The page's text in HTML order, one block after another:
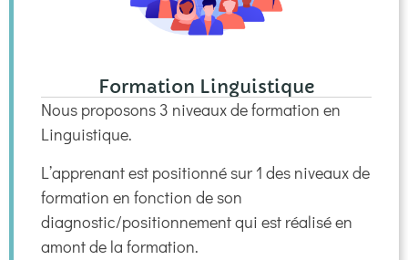
Formation Linguistique
Nous proposons 3 niveaux de formation en
Linguistique.
L’apprenant est positionné sur 1 des niveaux de
formation en fonction de son
diagnostic/positionnement qui est réalisé en
amont de la formation.